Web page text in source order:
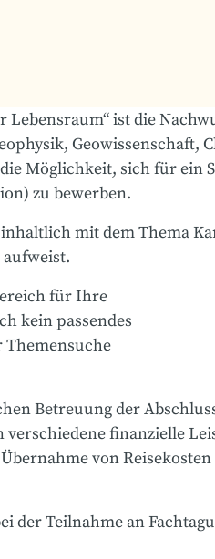
ist die
Geowissenschaft,
Möglichkeit, sich für ein
zu bewerben.
mit dem Thema
aufweist.
für Ihre
kein passendes
Themensuche
Betreuung der
finanzielle
von
Teilnahme an